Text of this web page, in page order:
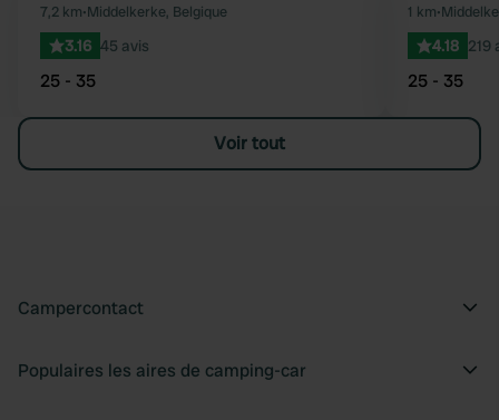
Préféré
7,2 km•Middelkerke, Belgique
3.16 45 avis
25 - 35
1 km•
4.18 219
25 - 35
Voir tout
Campercontact
Populaires les aires de camping-car